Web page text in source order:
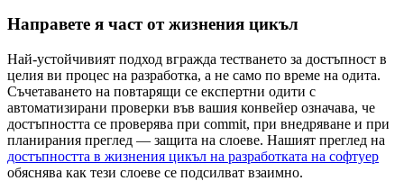
Направете я част от жизнения цикъл
Най-устойчивият подход вгражда тестването за достъпност в
целия ви процес на разработка, а не само по време на одита.
Съчетаването на повтарящи се експертни одити с
автоматизирани проверки във вашия конвейер означава, че
достъпността се проверява при commit, при внедряване и при
планирания преглед — защита на слоеве. Нашият преглед на
достъпността в жизнения цикъл на разработката на софтуер
обяснява как тези слоеве се подсилват взаимно.